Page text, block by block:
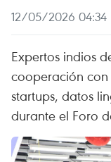
12/05/2026 04:34
Expertos indios
cooperación
startups, datos
durante el Foro